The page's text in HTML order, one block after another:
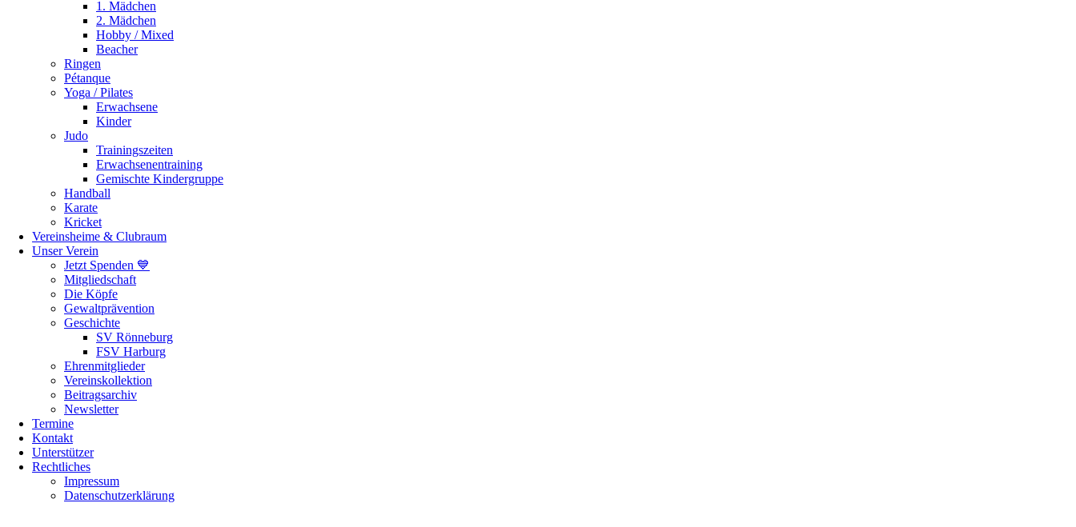
1. Mädchen
2. Mädchen
Hobby / Mixed
Beacher
Ringen
Pétanque
Yoga / Pilates
Erwachsene
Kinder
Judo
Trainingszeiten
Erwachsenentraining
Gemischte Kindergruppe
Handball
Karate
Kricket
Vereinsheime & Clubraum
Unser Verein
Jetzt Spenden 💙
Mitgliedschaft
Die Köpfe
Gewaltprävention
Geschichte
SV Rönneburg
FSV Harburg
Ehrenmitglieder
Vereinskollektion
Beitragsarchiv
Newsletter
Termine
Kontakt
Unterstützer
Rechtliches
Impressum
Datenschutzerklärung